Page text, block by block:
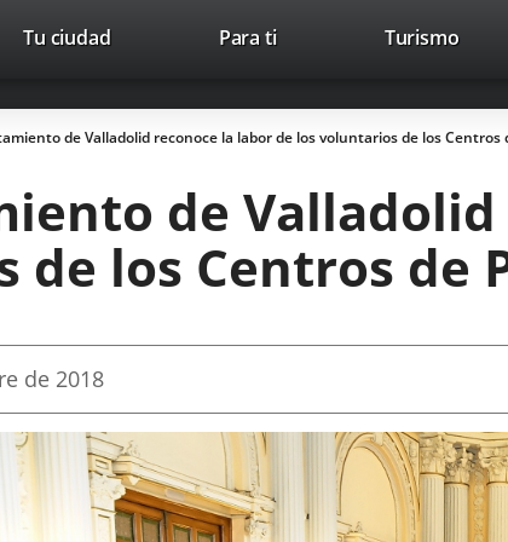
avaTop
Tu ciudad Para ti TurismoThis
open
in
pop-
up
de Valladolid reconoce la labor de los voluntarios de los Centros
de
los Centros de
de 2018